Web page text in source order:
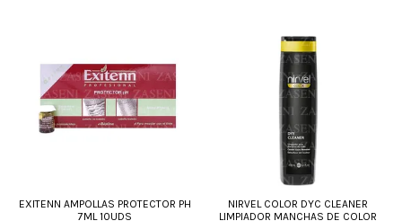
EXITENN AMPOLLAS PROTECTOR PH
7ML 10UDS
NIRVEL COLOR DYC CLEANER
LIMPIADOR MANCHAS DE COLOR